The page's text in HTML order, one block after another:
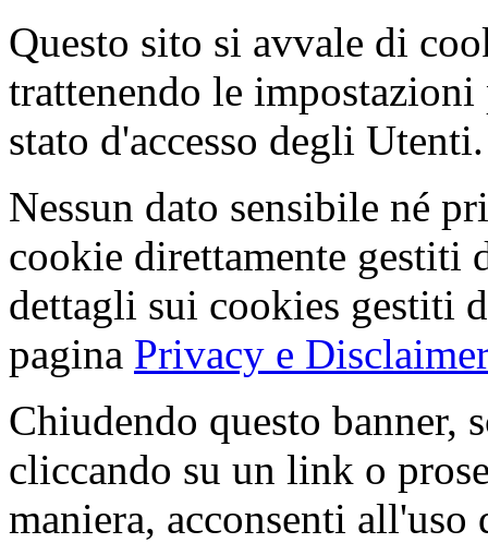
Questo sito si avvale di
trattenendo le
stato d'accesso degli Utenti.
Nessun dato sensibile né
cookie direttamente gestiti
dettagli sui cookies gestiti
pagina Privacy e Disclaimer
Chiudendo questo banner,
cliccando su un link o
maniera, acconsenti all'uso